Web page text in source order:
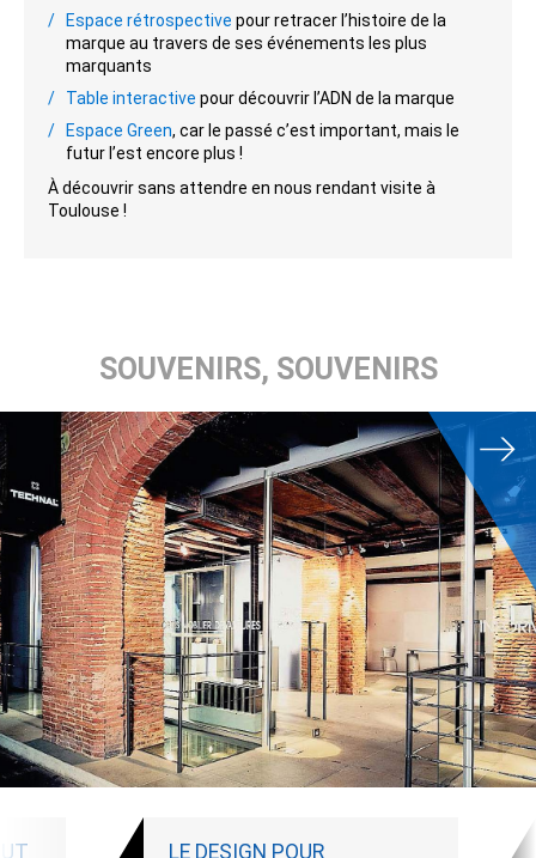
Espace rétrospective pour retracer l’histoire de la
marque au travers de ses événements les plus
marquants
Table interactive pour découvrir l’ADN de la marque
Espace Green, car le passé c’est important, mais le
futur l’est encore plus !
À découvrir sans attendre en nous rendant visite à
Toulouse !
SOUVENIRS, SOUVENIRS
LE DESIGN POUR